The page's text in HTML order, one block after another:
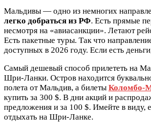
Мальдивы — одно из немногих
легко добраться из РФ. Есть прямые
несмотря на «авиасанкции». Летают
Есть пакетные туры. Так что
доступных в 2026 году. Если есть
Самый дешевый способ прилететь на
Шри-Ланки. Остров находится
полета от Мальдив, а билеты Коломбо-
купить за 300 $. В дни акций и
предложения и за 100 $. Имейте в виду,
отдыхать на Шри-Ланке.